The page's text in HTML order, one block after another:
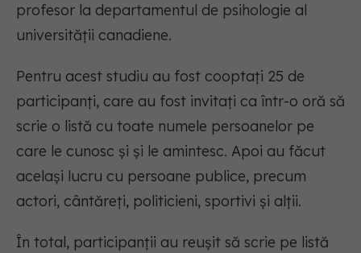
profesor la departamentul de psihologie al
universității canadiene.
Pentru acest studiu au fost cooptați 25 de
participanți, care au fost invitați ca într-o oră să
scrie o listă cu toate numele persoanelor pe
care le cunosc și și le amintesc. Apoi au făcut
același lucru cu persoane publice, precum
actori, cântăreți, politicieni, sportivi și alții.
În total, participanții au reușit să scrie pe listă